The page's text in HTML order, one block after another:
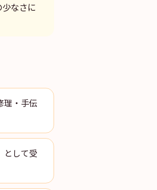
なさに
理・手伝
として受